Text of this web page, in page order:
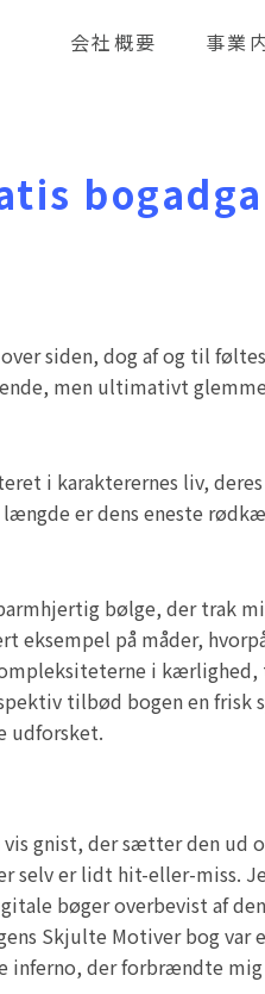
会社概要 事業
siden, dog af og til
men ultimativt
i karakterernes liv,
er dens eneste
bølge, der trak
eksempel på måder,
i
tilbød bogen en frisk
udforsket.
gnist, der sætter den ud
selv er lidt hit-eller-miss.
bøger overbevist af
Skjulte Motiver bog var
inferno, der forbrændte